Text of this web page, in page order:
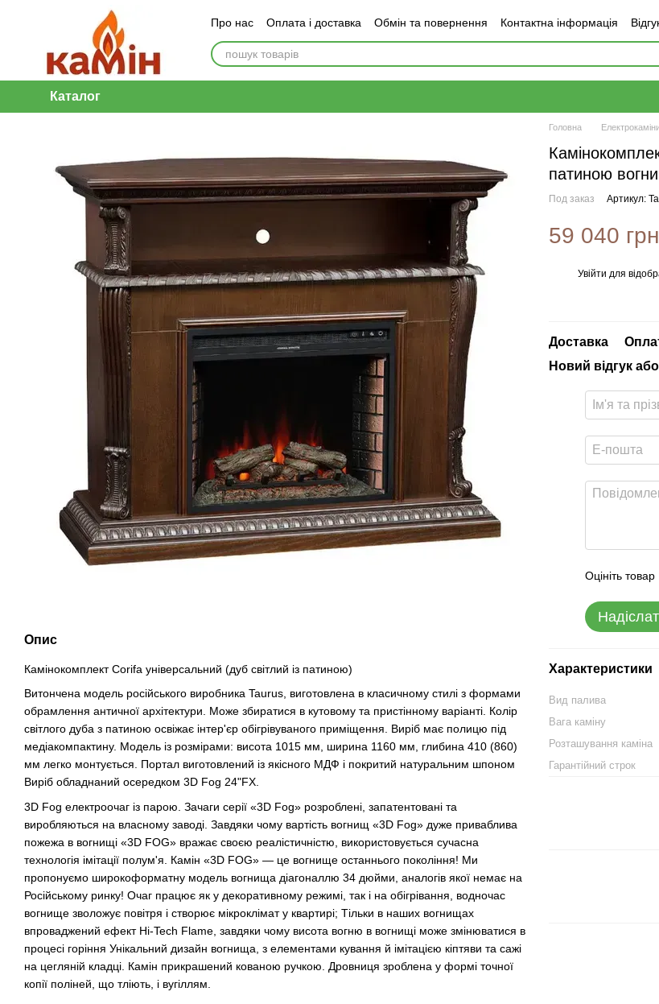
Перейти до основного контенту
Про нас Оплата і доставка Обмін та повернення Контактна інформація
Каталог
Опис
Камінокомплект Corifa універсальний (дуб світлий із патиною)
Витончена модель російського виробника Taurus, виготовлена в класичному стилі з формами
обрамлення античної архітектури. Може збиратися в кутовому та пристінному варіанті. Колір
світлого дуба з патиною освіжає інтер'єр обігрівуваного приміщення. Виріб має полицю під
медіакомпактину. Модель із розмірами: висота 1015 мм, ширина 1160 мм, глибина 410 (860)
мм легко монтується. Портал виготовлений із якісного МДФ і покритий натуральним шпоном
Виріб обладнаний осередком 3D Fog 24"FX.
3D Fog електроочаг із парою. Зачаги серії «3D Fog» розроблені, запатентовані та
виробляються на власному заводі. Завдяки чому вартість вогнищ «3D Fog» дуже приваблива
пожежа в вогнищі «3D FOG» вражає своєю реалістичністю, використовується сучасна
технологія імітації полум'я. Камін «3D FOG» — це вогнище останнього покоління! Ми
пропонуємо широкоформатну модель вогнища діагоналлю 34 дюйми, аналогів якої немає на
Російському ринку! Очаг працює як у декоративному режимі, так і на обігрівання, водночас
вогнище зволожує повітря і створює мікроклімат у квартирі; Тільки в наших вогнищах
впроваджений ефект Hi-Tech Flame, завдяки чому висота вогню в вогнищі може змінюватися в
процесі горіння Унікальний дизайн вогнища, з елементами кування й імітацією кіптяви та сажі
на цегляній кладці. Камін прикрашений кованою ручкою. Дровниця зроблена у формі точної
копії поліней, що тліють, і вугіллям.
Головна
патиною
Под заказ Артикул:
59 040 грн
Увійти для
Доставка
Новий відгук
Оцініть товар
Характеристики
Вид палива
Вага каміну
Розташування каміна
Гарантійний строк